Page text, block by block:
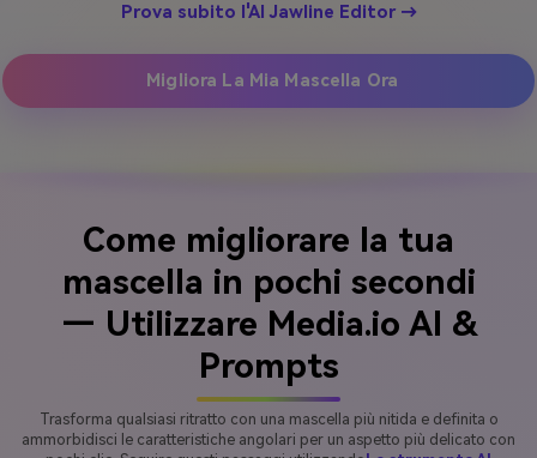
Prova subito l'AI Jawline Editor →
Migliora La Mia Mascella Ora
Come migliorare la tua
mascella in pochi secondi
— Utilizzare Media.io AI &
Prompts
Trasforma qualsiasi ritratto con una mascella più nitida e definita o
ammorbidisci le caratteristiche angolari per un aspetto più delicato con